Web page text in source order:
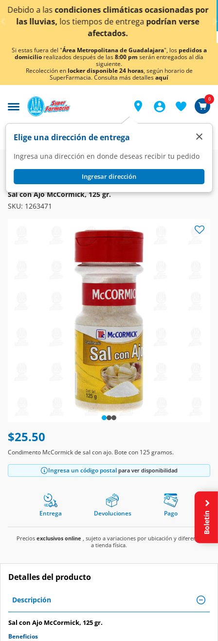
< div class="carousel-inner">
climáticas ocasionadas por
de entregapodrían verse
¡Ahora también en
Si estas fuera del "Área Metropolitana de Guadalajara", los pedidos a
domicilio realizados después de las8:00 pm serán entregados al día
siguiente.
Recolección en locker disponible 24 horas, según horario de
SuperFarmacia. Consulta más detallesaquí
Elige una dirección de entrega
Ingresa una dirección en donde deseas recibir tu pedido
Ingresar dirección
×
0
Super Alimentos
Despensa
Especias y Sazonadores
MCCORMICK
Sal con Ajo McCormick, 125 gr.
SKU: 1263471
$25.50
Condimento McCormick de sal con ajo. Bote con 125 gramos.
Ingresa un código postal para ver disponibilidad
Entrega Devoluciones Pago
Precios exclusivos online , sujeto a variaciones por ubicación y diferente
a tienda física.
Detalles del producto
Descripción
Sal con Ajo McCormick, 125 gr.
Beneficios
Boletín